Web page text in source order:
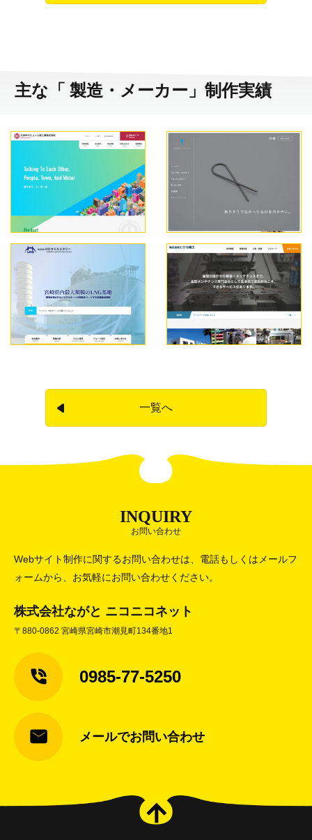
主な「 製造・メーカー」制作実績
一覧へ
INQUIRY
お問い合わせ
Webサイト制作に関するお問い合わせは、電話もしくはメールフ
ォームから、お気軽にお問い合わせください。
株式会社ながと ニコニコネット
〒880-0862 宮崎県宮崎市潮見町134番地1
0985-77-5250
メールでお問い合わせ
arrow_upward